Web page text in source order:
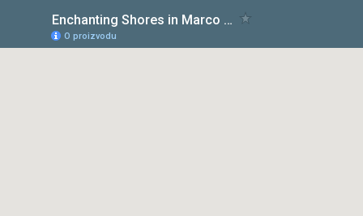
Enchanting Shores in Marco Island
O proizvodu